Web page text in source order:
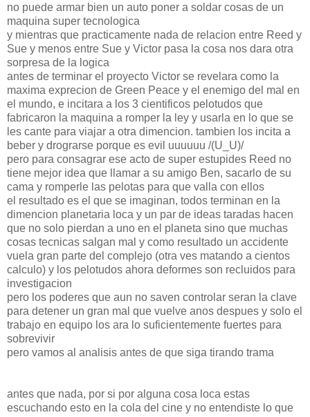
no puede armar bien un auto poner a soldar cosas de un
maquina super tecnologica
y mientras que practicamente nada de relacion entre Reed y
Sue y menos entre Sue y Victor pasa la cosa nos dara otra
sorpresa de la logica
antes de terminar el proyecto Victor se revelara como la
maxima exprecion de Green Peace y el enemigo del mal en
el mundo, e incitara a los 3 cientificos pelotudos que
fabricaron la maquina a romper la ley y usarla en lo que se
les cante para viajar a otra dimencion. tambien los incita a
beber y drograrse porque es evil uuuuuu /(U_U)/
pero para consagrar ese acto de super estupides Reed no
tiene mejor idea que llamar a su amigo Ben, sacarlo de su
cama y romperle las pelotas para que valla con ellos
el resultado es el que se imaginan, todos terminan en la
dimencion planetaria loca y un par de ideas taradas hacen
que no solo pierdan a uno en el planeta sino que muchas
cosas tecnicas salgan mal y como resultado un accidente
vuela gran parte del complejo (otra ves matando a cientos
calculo) y los pelotudos ahora deformes son recluidos para
investigacion
pero los poderes que aun no saven controlar seran la clave
para detener un gran mal que vuelve anos despues y solo el
trabajo en equipo los ara lo suficientemente fuertes para
sobrevivir
pero vamos al analisis antes de que siga tirando trama
antes que nada, por si por alguna cosa loca estas
escuchando esto en la cola del cine y no entendiste lo que